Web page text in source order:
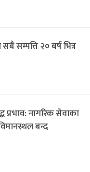
सम्पत्ति २० बर्ष भित्र
प्रभाव: नागरिक सेवाका
बन्द